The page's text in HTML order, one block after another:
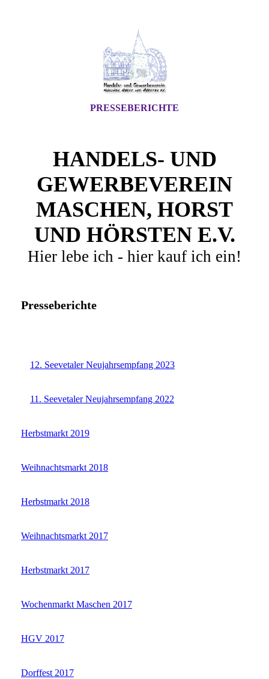
PRESSEBERICHTE
HANDELS- UND
GEWERBEVEREIN
MASCHEN, HORST
UND HÖRSTEN E.V.
Hier lebe ich - hier kauf ich ein!
Presseberichte
12. Seevetaler Neujahrsempfang 2023
11. Seevetaler Neujahrsempfang 2022
Herbstmarkt 2019
Weihnachtsmarkt 2018
Herbstmarkt 2018
Weihnachtsmarkt 2017
Herbstmarkt 2017
Wochenmarkt Maschen 2017
HGV 2017
Dorffest 2017